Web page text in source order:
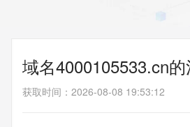
域名4000105533.cn
获取时间 ： 2026-08-08 19:53:12